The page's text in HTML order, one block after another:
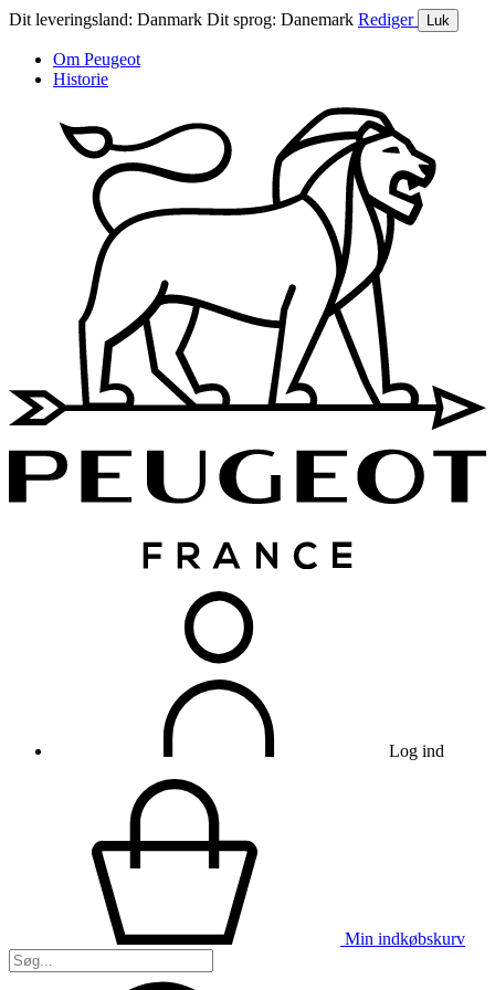
Dit leveringsland: Danmark Dit sprog: Danemark Rediger Luk
Om Peugeot
Historie
Log ind
Min indkøbskurv